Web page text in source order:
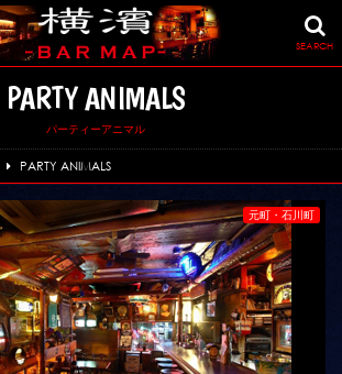
SEARCH
PARTY ANIMALS
パーティーアニマル
PARTY ANIMALS
元町・石川町